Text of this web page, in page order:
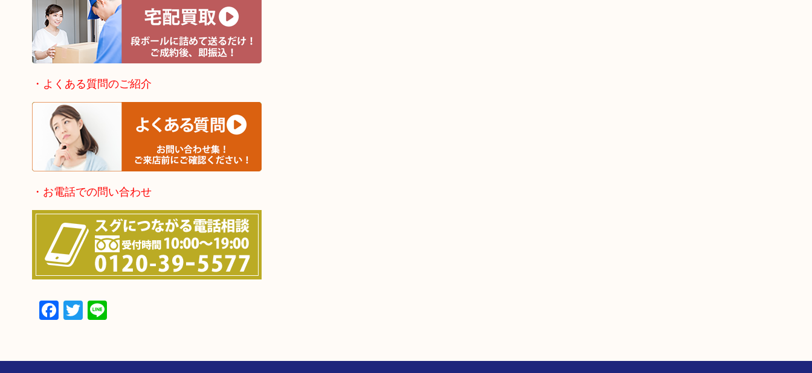
・よくある質問のご紹介
・お電話での問い合わせ
Facebook
Twitter
Line